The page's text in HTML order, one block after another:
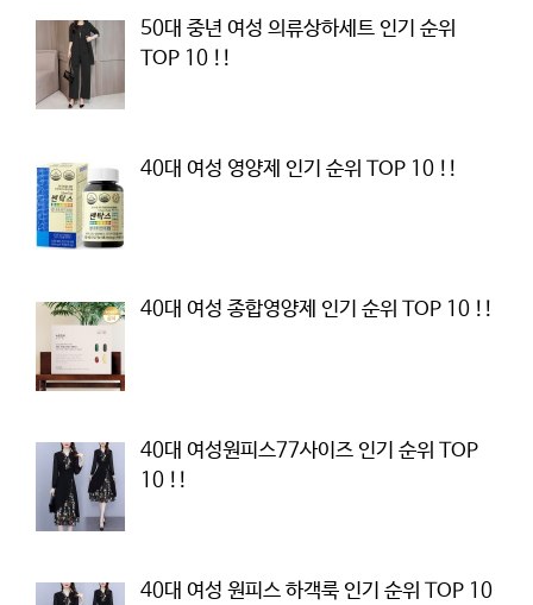
50대 중년 여성 의류상하세트 인기 순위
TOP 10 !!
40대 여성 영양제 인기 순위 TOP 10 !!
40대 여성 종합영양제 인기 순위 TOP 10 !!
40대 여성원피스77사이즈 인기 순위 TOP
10 !!
40대 여성 원피스 하객룩 인기 순위 TOP 10